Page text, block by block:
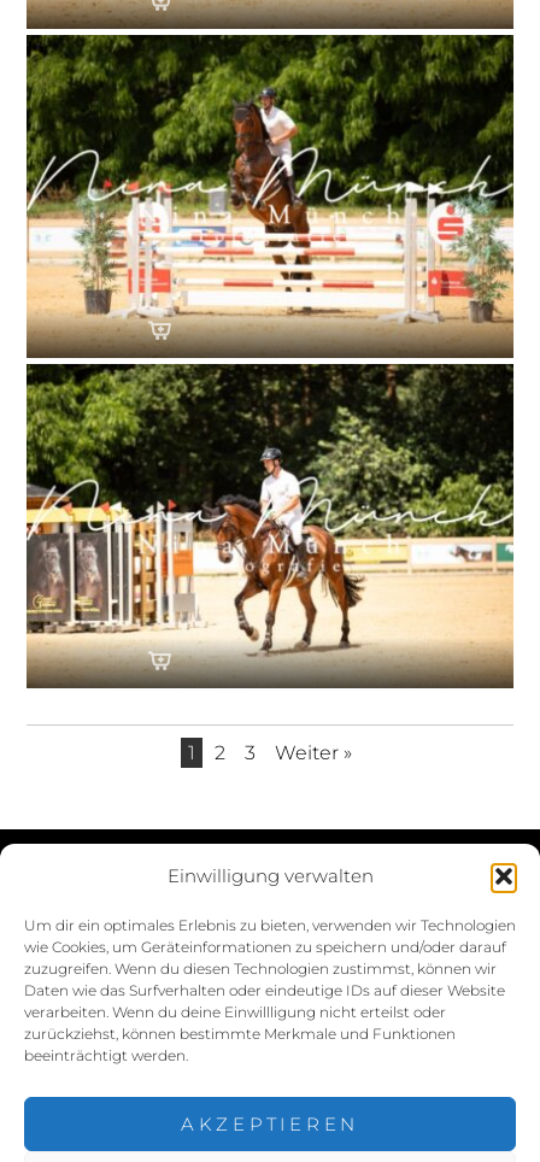
Einwilligung verwalten
Um dir ein optimales Erlebnis zu bieten, verwenden wir Technologien
wie Cookies, um Geräteinformationen zu speichern und/oder darauf
zuzugreifen. Wenn du diesen Technologien zustimmst, können wir
Daten wie das Surfverhalten oder eindeutige IDs auf dieser Website
verarbeiten. Wenn du deine Einwillligung nicht erteilst oder
zurückziehst, können bestimmte Merkmale und Funktionen
beeinträchtigt werden.
AKZEPTIEREN
1 2 3 Weiter »
Impressum
Cookie-Richtlinie (EU)